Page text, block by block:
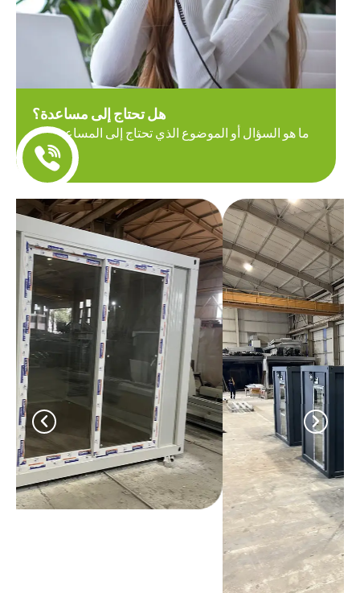
هل تحتاج إلى مساعدة؟
ما هو السؤال أو الموضوع الذي تحتاج إلى المساعدة فيه
اليوم؟